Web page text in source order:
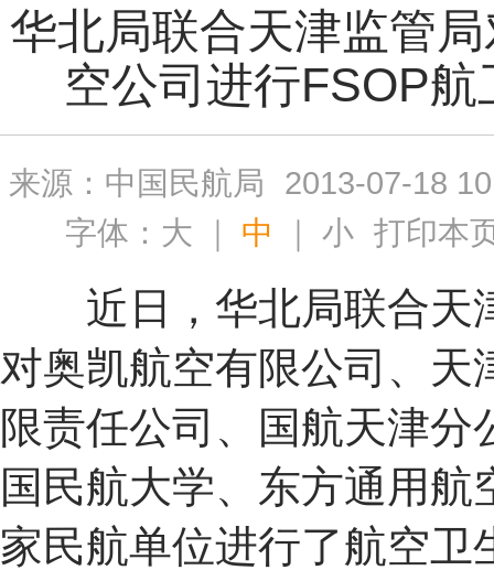
华北局联合天津监管
空公司进行FSOP航
来源：中国民航局
2013-07-18
字体： 大 ｜ 中 ｜小 打印本
近日，华北局联合天
对奥凯航空有限公司、天
限责任公司、国航天津分
国民航大学、东方通用航
家民航单位进行了航空卫
波
浪
盲
式